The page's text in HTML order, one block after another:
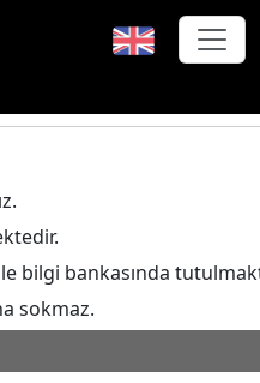
bilgi bankasında
sokmaz.